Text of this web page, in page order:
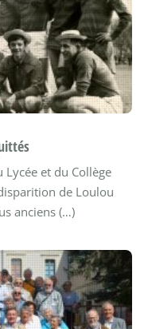
Lycée et du Collège
de Loulou
anciens (…)